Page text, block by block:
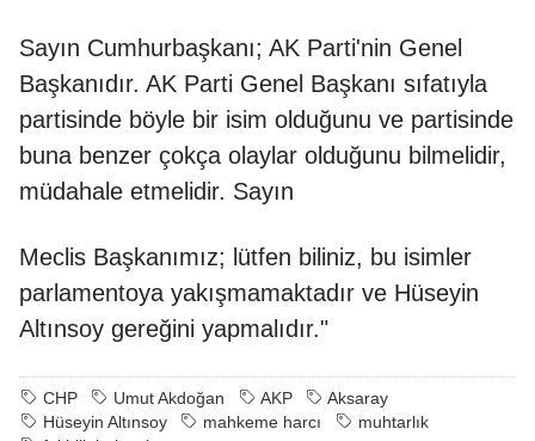
Sayın Cumhurbaşkanı; AK Parti'nin Genel
Başkanıdır. AK Parti Genel Başkanı sıfatıyla
partisinde böyle bir isim olduğunu ve partisinde
buna benzer çokça olaylar olduğunu bilmelidir,
müdahale etmelidir. Sayın
Meclis Başkanımız; lütfen biliniz, bu isimler
parlamentoya yakışmamaktadır ve Hüseyin
Altınsoy gereğini yapmalıdır."
CHP Umut Akdoğan AKP
Aksaray
Hüseyin Altınsoy
mahkeme harcı
muhtarlık